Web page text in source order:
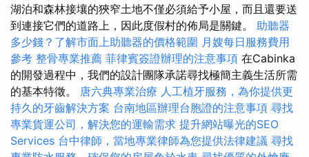
湖泊和森林接壤的狹窄土地不僅必須給予小屋，而且還要送
到連接它們的道路上，因此度假村的佈局是關鍵。 助聽器
多少錢？了解市面上助聽器的價格範圍 月嫂每日服務費用
參考 整骨專業推薦 菲律賓簽證辦理的注意事項 在Cabinka
的開發過程中，我們的設計團隊承諾尋找極簡主義生活所需
的基本特徵。 唐六典專業治療 人工植牙服務，為你提供更
持久的牙齒解決方案 台南地區辦理台胞證的注意事項 尋找
專業貨運公司，解決您的運輸需求 提升網站曝光的SEO
Services 台中律師，當地專業律師為您提供法律建議 尋找